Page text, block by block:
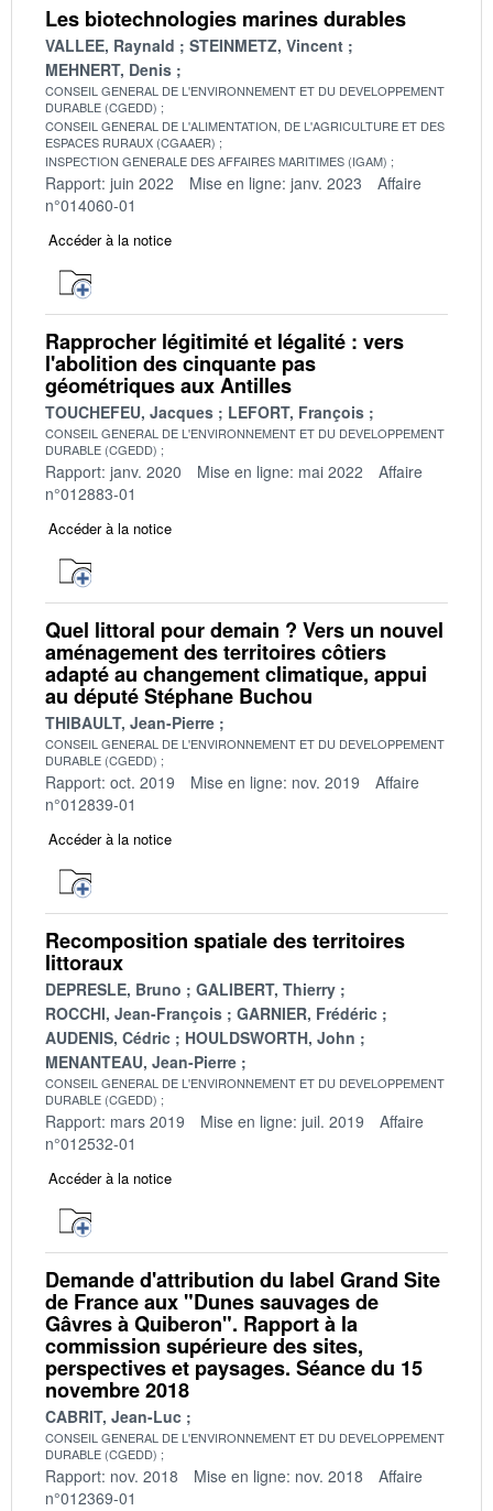
Les biotechnologies marines durables
VALLEE, Raynald
STEINMETZ, Vincent
MEHNERT, Denis
CONSEIL GENERAL DE L'ENVIRONNEMENT ET DU DEVELOPPEMENT
DURABLE (CGEDD)
CONSEIL GENERAL DE L'ALIMENTATION, DE L'AGRICULTURE ET DES
ESPACES RURAUX (CGAAER)
INSPECTION GENERALE DES AFFAIRES MARITIMES (IGAM)
Rapport: juin 2022 Mise en ligne: janv. 2023
Affaire
n°014060-01
Accéder à la notice
Rapprocher légitimité et légalité : vers
l'abolition des cinquante pas
géométriques aux Antilles
TOUCHEFEU, Jacques LEFORT, François
CONSEIL GENERAL DE L'ENVIRONNEMENT ET DU DEVELOPPEMENT
DURABLE (CGEDD)
Rapport: janv. 2020 Mise en ligne: mai 2022
Affaire
n°012883-01
Accéder à la notice
Quel littoral pour demain ? Vers un nouvel
aménagement des territoires côtiers
adapté au changement climatique, appui
au député Stéphane Buchou
THIBAULT, Jean-Pierre
CONSEIL GENERAL DE L'ENVIRONNEMENT ET DU DEVELOPPEMENT
DURABLE (CGEDD)
Rapport: oct. 2019 Mise en ligne: nov. 2019
Affaire
n°012839-01
Accéder à la notice
Recomposition spatiale des territoires
littoraux
DEPRESLE, Bruno
GALIBERT, Thierry
ROCCHI, Jean-François
GARNIER, Frédéric
AUDENIS, Cédric
HOULDSWORTH, John
MENANTEAU, Jean-Pierre
CONSEIL GENERAL DE L'ENVIRONNEMENT ET DU DEVELOPPEMENT
DURABLE (CGEDD)
Rapport: mars 2019 Mise en ligne: juil. 2019
Affaire
n°012532-01
Accéder à la notice
Demande d'attribution du label Grand Site
de France aux "Dunes sauvages de
Gâvres à Quiberon". Rapport à la
commission supérieure des sites,
perspectives et paysages. Séance du 15
novembre 2018
CABRIT, Jean-Luc
CONSEIL GENERAL DE L'ENVIRONNEMENT ET DU DEVELOPPEMENT
DURABLE (CGEDD)
Rapport: nov. 2018 Mise en ligne: nov. 2018
Affaire
n°012369-01